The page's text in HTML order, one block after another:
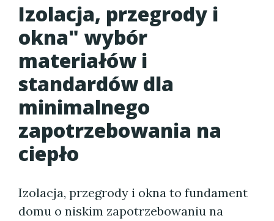
Izolacja, przegrody i
okna" wybór
materiałów i
standardów dla
minimalnego
zapotrzebowania na
ciepło
Izolacja, przegrody i okna to fundament
domu o niskim zapotrzebowaniu na